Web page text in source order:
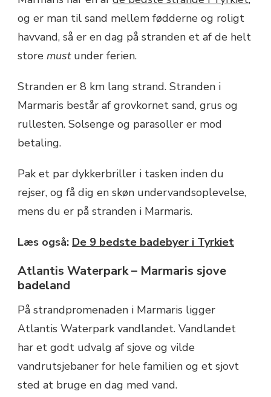
og er man til sand mellem fødderne og roligt
havvand, så er en dag på stranden et af de helt
store must under ferien.
Stranden er 8 km lang strand. Stranden i
Marmaris består af grovkornet sand, grus og
rullesten. Solsenge og parasoller er mod
betaling.
Pak et par dykkerbriller i tasken inden du
rejser, og få dig en skøn undervandsoplevelse,
mens du er på stranden i Marmaris.
Læs også: De 9 bedste badebyer i Tyrkiet
Atlantis Waterpark – Marmaris sjove
badeland
På strandpromenaden i Marmaris ligger
Atlantis Waterpark vandlandet. Vandlandet
har et godt udvalg af sjove og vilde
vandrutsjebaner for hele familien og et sjovt
sted at bruge en dag med vand.